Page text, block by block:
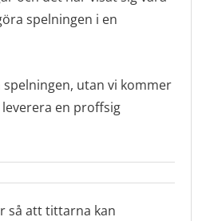
spelningen i en
utan vi kommer
en proffsig
så att tittarna kan